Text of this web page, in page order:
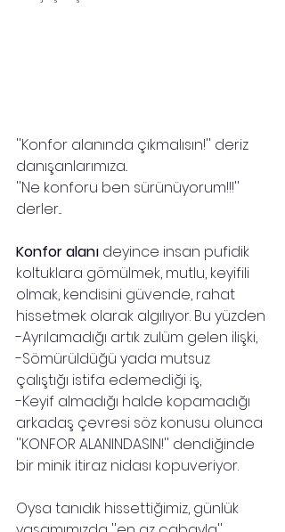
''Konfor alanında çıkmalısın!'' deriz
danışanlarımıza..
''Ne konforu ben sürünüyorum!!!''
derler...
Konfor alanı deyince insan pufidik
koltuklara gömülmek, mutlu, keyifili
olmak, kendisini güvende, rahat
hissetmek olarak algılıyor. Bu yüzden
-Ayrılamadığı artık zulüm gelen ilişki,
-Sömürüldüğü yada mutsuz
çalıştığı istifa edemediği iş,
-Keyif almadığı halde kopamadığı
arkadaş çevresi söz konusu olunca
''KONFOR ALANINDASIN!'' dendiğinde
bir minik itiraz nidası kopuveriyor.
Oysa tanıdık hissettiğimiz, günlük